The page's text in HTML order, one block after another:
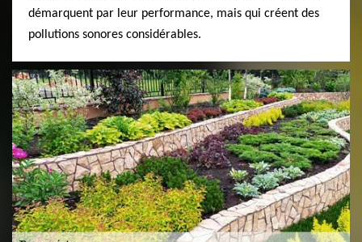
démarquent par leur performance, mais qui créent des
pollutions sonores considérables.